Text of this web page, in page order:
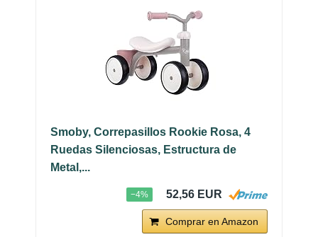
Smoby, Correpasillos Rookie Rosa, 4
Ruedas Silenciosas, Estructura de
Metal,...
−4% 52,56 EUR
Comprar en Amazon